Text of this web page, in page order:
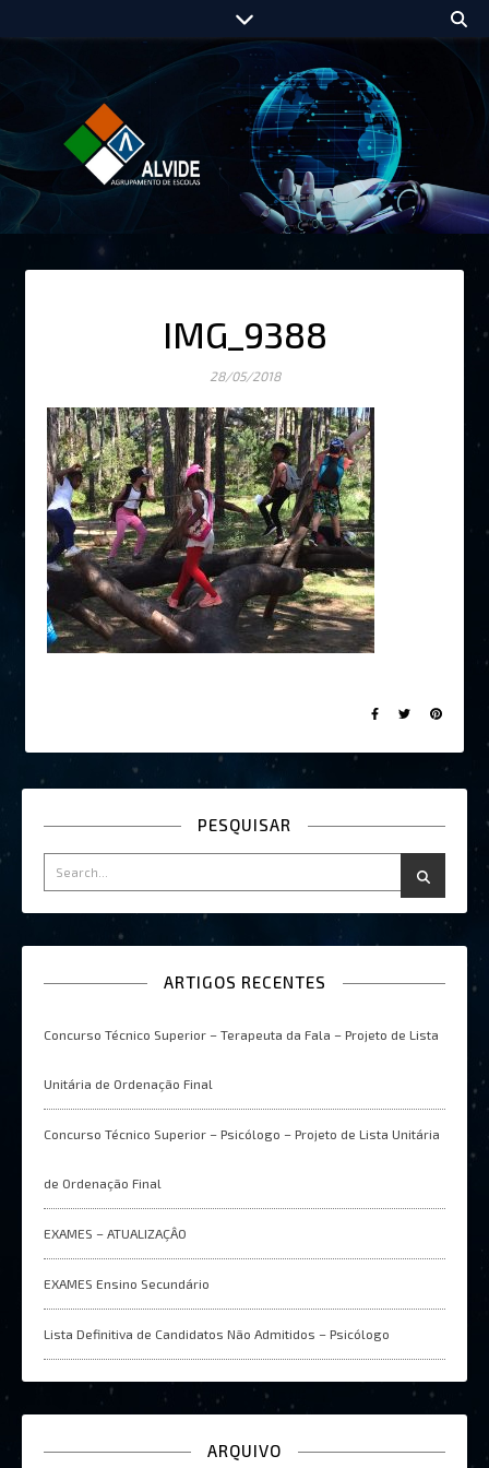
IMG_9388
28/05/2018
PESQUISAR
ARTIGOS RECENTES
Concurso Técnico Superior – Terapeuta da Fala – Projeto de Lista
Unitária de Ordenação Final
Concurso Técnico Superior – Psicólogo – Projeto de Lista Unitária
de Ordenação Final
EXAMES – ATUALIZAÇÂO
EXAMES Ensino Secundário
Lista Definitiva de Candidatos Não Admitidos – Psicólogo
ARQUIVO